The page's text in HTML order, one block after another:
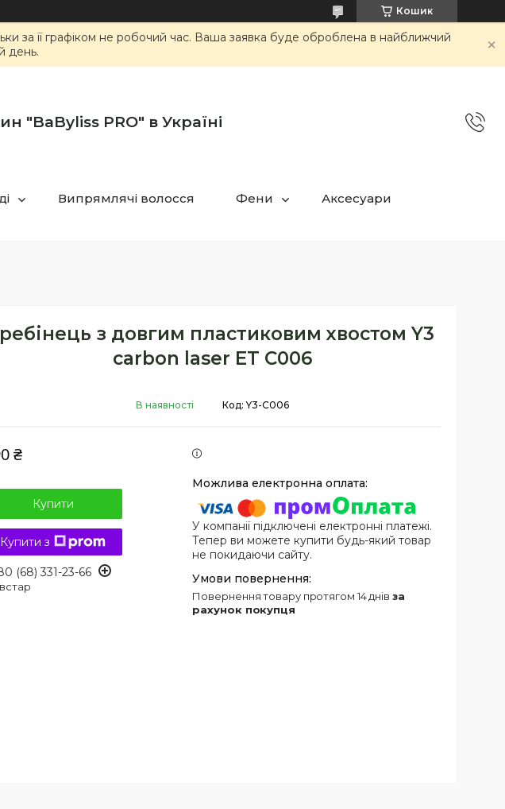
Кошик
за її графіком не робочий час. Ваша заявка буде оброблена в найближчий
день.
"BaByliss PRO" в Україні
Випрямлячі волосся Фени Аксесуари
з довгим пластиковим хвостом Y3
carbon laser ET С006
В наявності Код:Y3-C006
₴
Купити
Купити з
(68) 331-23-66
У компанії підключені електронні платежі.
Тепер ви можете купити будь-який товар
не покидаючи сайту.
повернення товару протягом 14 днів за
рахунок покупця